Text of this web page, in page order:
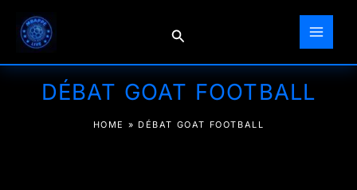
contenu
Rechercher
DÉBAT GOAT FOOTBALL
HOME » DÉBAT GOAT FOOTBALL